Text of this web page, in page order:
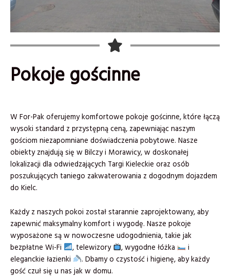
Pokoje gościnne
W For-Pak oferujemy komfortowe pokoje gościnne, które łączą
wysoki standard z przystępną ceną, zapewniając naszym
gościom niezapomniane doświadczenia pobytowe. Nasze
obiekty znajdują się w Bilczy i Morawicy, w doskonałej
lokalizacji dla odwiedzających Targi Kieleckie oraz osób
poszukujących taniego zakwaterowania z dogodnym dojazdem
do Kielc.
Każdy z naszych pokoi został starannie zaprojektowany, aby
zapewnić maksymalny komfort i wygodę. Nasze pokoje
wyposażone są w nowoczesne udogodnienia, takie jak
bezpłatne Wi-Fi
, telewizory , wygodne łóżka
i
eleganckie łazienki
. Dbamy o czystość i higienę, aby każdy
gość czuł się u nas jak w domu.